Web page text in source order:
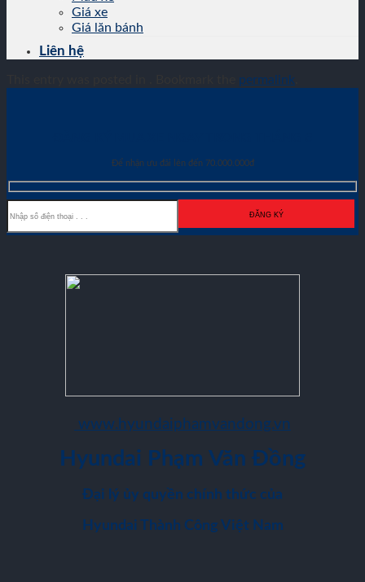
Giá xe
Giá lăn bánh
Liên hệ
permalink
Để nhận ưu đãi lên đến 70.000.000đ
www.hyundaiphamvandong.vn
Hyundai Phạm Văn Đồng
Đại lý ủy quyền chính thức của
Hyundai Thành Công Việt Nam